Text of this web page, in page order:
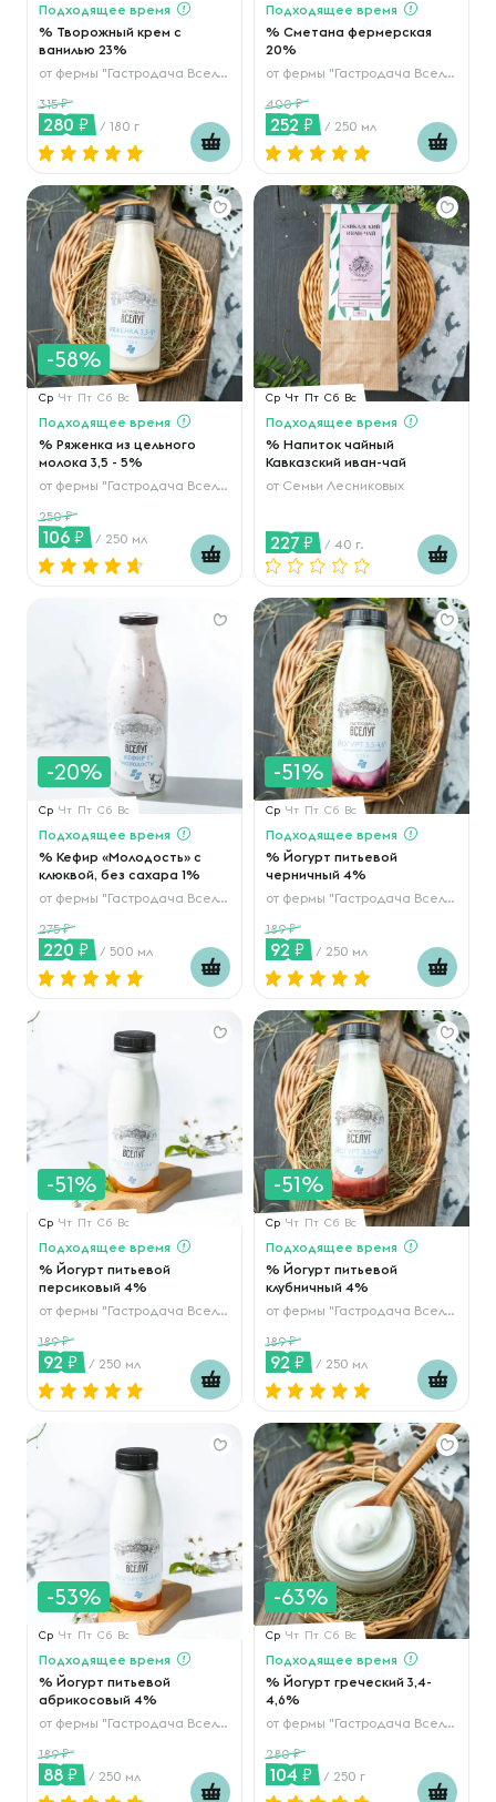
Подходящее время
% Творожный крем с
ванилью 23%
от фермы "Гастродача Вселуг"
315
280 / 180 г
Подходящее время
% Сметана фермерская
20%
от фермы "Гастродача Вселуг"
400
252 / 250 мл
-58%
Ср Чт Пт Сб Вс
Подходящее время
% Ряженка из цельного
молока 3,5 - 5%
от фермы "Гастродача Вселуг"
250
106 / 250 мл
Ср Чт Пт Сб Вс
Подходящее время
% Напиток чайный
Кавказский иван-чай
от Семьи Лесниковых
227 / 40 г.
-20%
Ср Чт Пт Сб Вс
Подходящее время
% Кефир «Молодость» с
клюквой, без сахара 1%
от фермы "Гастродача Вселуг"
275
220 / 500 мл
-51%
Ср Чт Пт Сб Вс
Подходящее время
% Йогурт питьевой
черничный 4%
от фермы "Гастродача Вселуг"
189
92 / 250 мл
-51%
Ср Чт Пт Сб Вс
Подходящее время
% Йогурт питьевой
персиковый 4%
от фермы "Гастродача Вселуг"
189
92 / 250 мл
-51%
Ср Чт Пт Сб Вс
Подходящее время
% Йогурт питьевой
клубничный 4%
от фермы "Гастродача Вселуг"
189
92 / 250 мл
-53%
Ср Чт Пт Сб Вс
Подходящее время
% Йогурт питьевой
абрикосовый 4%
от фермы "Гастродача Вселуг"
189
88 / 250 мл
-63%
Ср Чт Пт Сб Вс
Подходящее время
% Йогурт греческий 3,4-
4,6%
от фермы "Гастродача Вселуг"
280
104 / 250 г